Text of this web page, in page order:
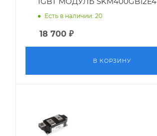
Есть в наличии: 20
18 700 ₽
В КОРЗИНУ